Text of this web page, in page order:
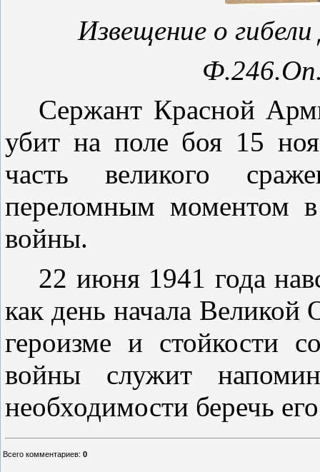
Извещение о
Сержант Красной
убит на поле боя 15
часть великого
переломным моментом
войны.
22 июня 1941 года
как день начала
героизме и стойкости
войны служит
необходимости беречь
Всего комментариев: 0